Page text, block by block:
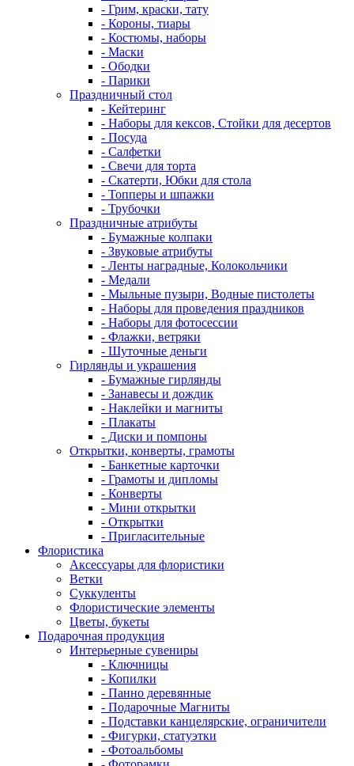
- Грим, краски, тату
- Короны, тиары
- Костюмы, наборы
- Маски
- Ободки
- Парики
Праздничный стол
- Кейтеринг
- Наборы для кексов, Стойки для десертов
- Посуда
- Салфетки
- Свечи для торта
- Скатерти, Юбки для стола
- Топперы и шпажки
- Трубочки
Праздничные атрибуты
- Бумажные колпаки
- Звуковые атрибуты
- Ленты наградные, Колокольчики
- Медали
- Мыльные пузыри, Водные пистолеты
- Наборы для проведения праздников
- Наборы для фотосессии
- Флажки, ветряки
- Шуточные деньги
Гирлянды и украшения
- Бумажные гирлянды
- Занавесы и дождик
- Наклейки и магниты
- Плакаты
- Диски и помпоны
Открытки, конверты, грамоты
- Банкетные карточки
- Грамоты и дипломы
- Конверты
- Мини открытки
- Открытки
- Пригласительные
Флористика
Аксессуары для флористики
Ветки
Суккуленты
Флористические элементы
Цветы, букеты
Подарочная продукция
Интерьерные сувениры
- Ключницы
- Копилки
- Панно деревянные
- Подарочные Магниты
- Подставки канцелярские, ограничители
- Фигурки, статуэтки
- Фотоальбомы